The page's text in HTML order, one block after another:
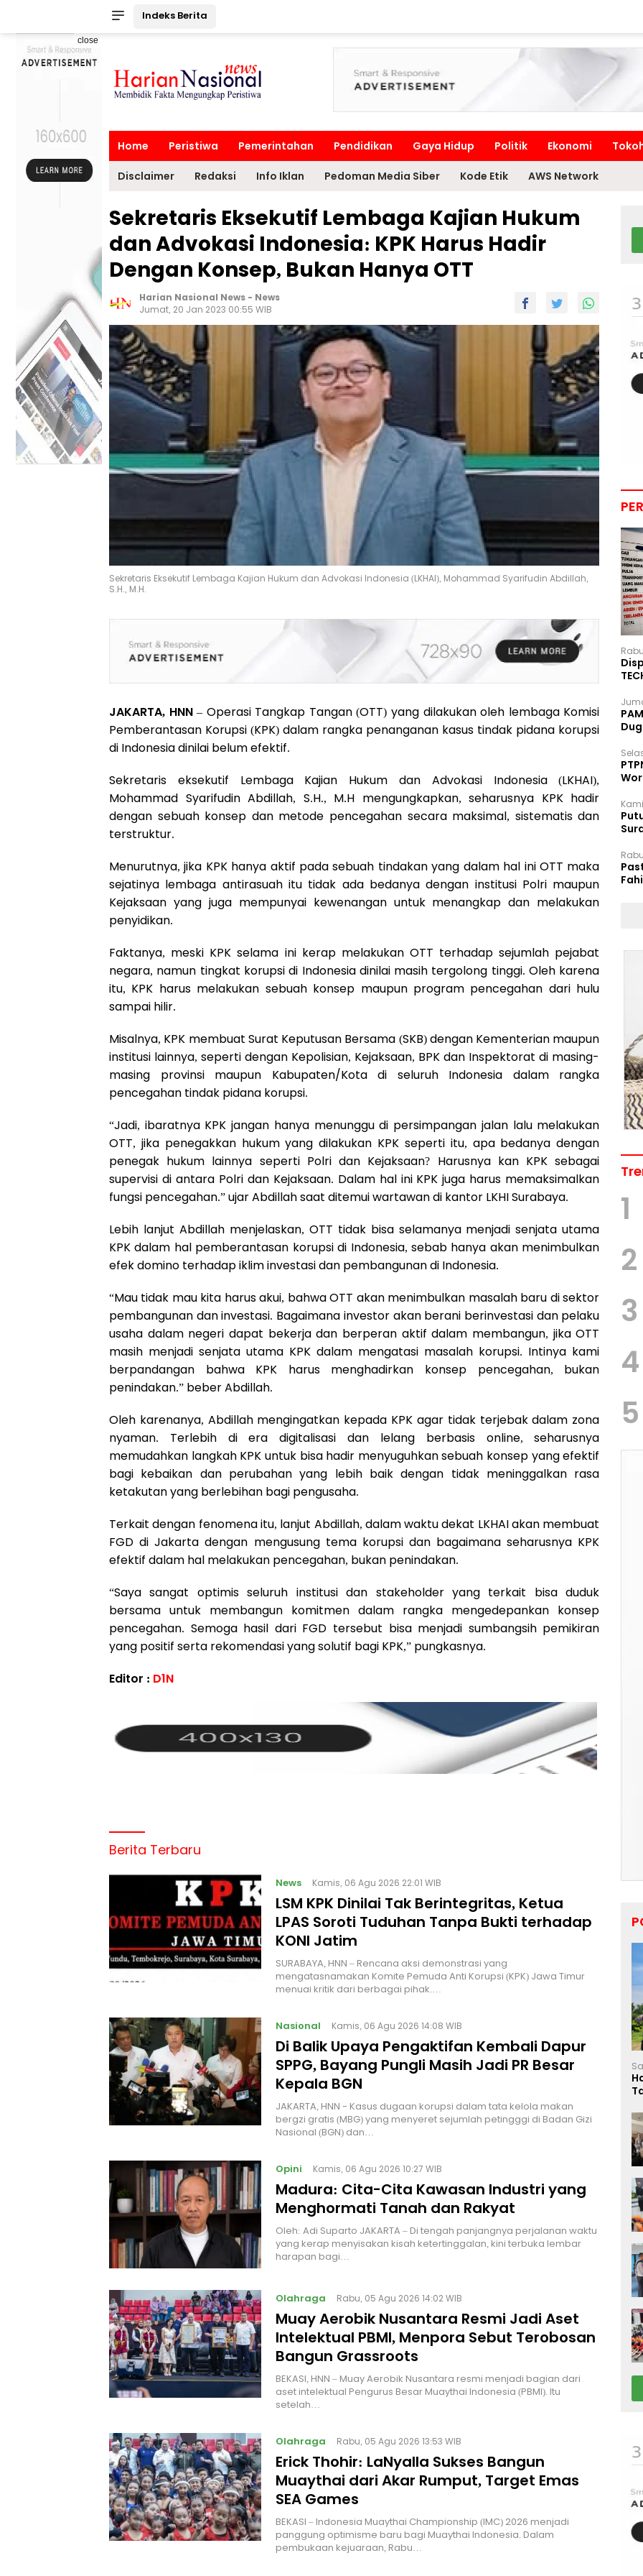
Indeks Berita
close
Home Peristiwa Pemerintahan Pendidikan Gaya Hidup Politik Ekonomi
Disclaimer Redaksi Info Iklan Pedoman Media Siber Kode Etik AWS Network
Sekretaris Eksekutif Lembaga Kajian Hukum
dan Advokasi Indonesia: KPK Harus Hadir
Dengan Konsep, Bukan Hanya OTT
Harian Nasional News - News
Jumat, 20 Jan 2023 00:55 WIB
Sekretaris Eksekutif Lembaga Kajian Hukum dan Advokasi Indonesia (LKHAI), Mohammad Syarifudin Abdillah,
S.H., M.H.
JAKARTA, HNN– Operasi Tangkap Tangan (OTT) yang dilakukan oleh lembaga Komisi
Pemberantasan Korupsi (KPK) dalam rangka penanganan kasus tindak pidana korupsi
di Indonesia dinilai belum efektif.
Sekretaris eksekutif Lembaga Kajian Hukum dan Advokasi Indonesia (LKHAI),
Mohammad Syarifudin Abdillah, S.H., M.H mengungkapkan, seharusnya KPK hadir
dengan sebuah konsep dan metode pencegahan secara maksimal, sistematis dan
terstruktur.
Menurutnya, jika KPK hanya aktif pada sebuah tindakan yang dalam hal ini OTT maka
sejatinya lembaga antirasuah itu tidak ada bedanya dengan institusi Polri maupun
Kejaksaan yang juga mempunyai kewenangan untuk menangkap dan melakukan
penyidikan.
Faktanya, meski KPK selama ini kerap melakukan OTT terhadap sejumlah pejabat
negara, namun tingkat korupsi di Indonesia dinilai masih tergolong tinggi. Oleh karena
itu, KPK harus melakukan sebuah konsep maupun program pencegahan dari hulu
sampai hilir.
Misalnya, KPK membuat Surat Keputusan Bersama (SKB) dengan Kementerian maupun
institusi lainnya, seperti dengan Kepolisian, Kejaksaan, BPK dan Inspektorat di masing-
masing provinsi maupun Kabupaten/Kota di seluruh Indonesia dalam rangka
pencegahan tindak pidana korupsi.
“Jadi, ibaratnya KPK jangan hanya menunggu di persimpangan jalan lalu melakukan
OTT, jika penegakkan hukum yang dilakukan KPK seperti itu, apa bedanya dengan
penegak hukum lainnya seperti Polri dan Kejaksaan? Harusnya kan KPK sebagai
supervisi di antara Polri dan Kejaksaan. Dalam hal ini KPK juga harus memaksimalkan
fungsi pencegahan.” ujar Abdillah saat ditemui wartawan di kantor LKHI Surabaya.
Lebih lanjut Abdillah menjelaskan, OTT tidak bisa selamanya menjadi senjata utama
KPK dalam hal pemberantasan korupsi di Indonesia, sebab hanya akan menimbulkan
efek domino terhadap iklim investasi dan pembangunan di Indonesia.
“Mau tidak mau kita harus akui, bahwa OTT akan menimbulkan masalah baru di sektor
pembangunan dan investasi. Bagaimana investor akan berani berinvestasi dan pelaku
usaha dalam negeri dapat bekerja dan berperan aktif dalam membangun, jika OTT
masih menjadi senjata utama KPK dalam mengatasi masalah korupsi. Intinya kami
berpandangan bahwa KPK harus menghadirkan konsep pencegahan, bukan
penindakan.” beber Abdillah.
Oleh karenanya, Abdillah mengingatkan kepada KPK agar tidak terjebak dalam zona
nyaman. Terlebih di era digitalisasi dan lelang berbasis online, seharusnya
memudahkan langkah KPK untuk bisa hadir menyuguhkan sebuah konsep yang efektif
bagi kebaikan dan perubahan yang lebih baik dengan tidak meninggalkan rasa
ketakutan yang berlebihan bagi pengusaha.
Terkait dengan fenomena itu, lanjut Abdillah, dalam waktu dekat LKHAI akan membuat
FGD di Jakarta dengan mengusung tema korupsi dan bagaimana seharusnya KPK
efektif dalam hal melakukan pencegahan, bukan penindakan.
“Saya sangat optimis seluruh institusi dan stakeholder yang terkait bisa duduk
bersama untuk membangun komitmen dalam rangka mengedepankan konsep
pencegahan. Semoga hasil dari FGD tersebut bisa menjadi sumbangsih pemikiran
yang positif serta rekomendasi yang solutif bagi KPK,” pungkasnya.
Editor : D1N
Berita Terbaru
News Kamis, 06 Agu 2026 22:01 WIB
LSM KPK Dinilai Tak Berintegritas, Ketua
LPAS Soroti Tuduhan Tanpa Bukti terhadap
KONI Jatim
SURABAYA, HNN – Rencana aksi demonstrasi yang
mengatasnamakan Komite Pemuda Anti Korupsi (KPK) Jawa Timur
menuai kritik dari berbagai pihak.…
Nasional Kamis, 06 Agu 2026 14:08 WIB
Di Balik Upaya Pengaktifan Kembali Dapur
SPPG, Bayang Pungli Masih Jadi PR Besar
Kepala BGN
JAKARTA, HNN - Kasus dugaan korupsi dalam tata kelola makan
bergzi gratis (MBG) yang menyeret sejumlah petingggi di Badan Gizi
Nasional (BGN) dan…
Opini Kamis, 06 Agu 2026 10:27 WIB
Madura: Cita-Cita Kawasan Industri yang
Menghormati Tanah dan Rakyat
Oleh: Adi Suparto JAKARTA – Di tengah panjangnya perjalanan waktu
yang kerap menyisakan kisah ketertinggalan, kini terbuka lembar
harapan bagi…
Olahraga Rabu, 05 Agu 2026 14:02 WIB
Muay Aerobik Nusantara Resmi Jadi Aset
Intelektual PBMI, Menpora Sebut Terobosan
Bangun Grassroots
BEKASI, HNN – Muay Aerobik Nusantara resmi menjadi bagian dari
aset intelektual Pengurus Besar Muaythai Indonesia (PBMI). Itu
setelah…
Olahraga Rabu, 05 Agu 2026 13:53 WIB
Erick Thohir: LaNyalla Sukses Bangun
Muaythai dari Akar Rumput, Target Emas
SEA Games
BEKASI – Indonesia Muaythai Championship (IMC) 2026 menjadi
panggung optimisme baru bagi Muaythai Indonesia. Dalam
pembukaan kejuaraan, Rabu…
1
2
3
4
5